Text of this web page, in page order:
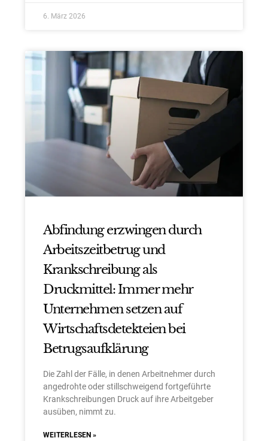
6. März 2026
Abfindung erzwingen durch
Arbeitszeitbetrug und
Krankschreibung als
Druckmittel: Immer mehr
Unternehmen setzen auf
Wirtschaftsdetekteien bei
Betrugsaufklärung
Die Zahl der Fälle, in denen Arbeitnehmer durch
angedrohte oder stillschweigend fortgeführte
Krankschreibungen Druck auf ihre Arbeitgeber
ausüben, nimmt zu.
WEITERLESEN »